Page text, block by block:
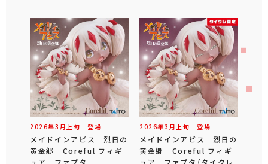
2026年3 月 上旬 登場
メイドインアビス 烈日の
黄金郷 Coreful フィギ
2026年3 月 上旬 登場
メイドインアビス 烈日の
黄金郷 Coreful フィギ